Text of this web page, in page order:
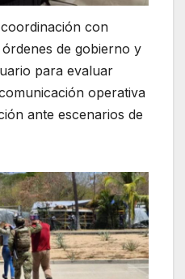
con
de gobierno y
para evaluar
operativa
ante escenarios de